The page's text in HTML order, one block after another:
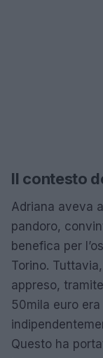
Il contesto
Adriana aveva
pandoro,
benefica per
Torino.
appreso,
50mila euro
Questo ha